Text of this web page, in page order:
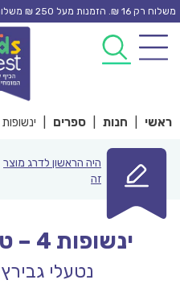
Skip
content
משלוח רק 16 ₪. הזמנות מעל 250 ₪ משלוח נק’ איסוף חינם
ראשי חנות ספרים ינשופות 4 – טיול שנתי לירח
היה הראשון לדרג מוצר
זה
ינשופות 4 – טיול שנתי לירח
נטעלי